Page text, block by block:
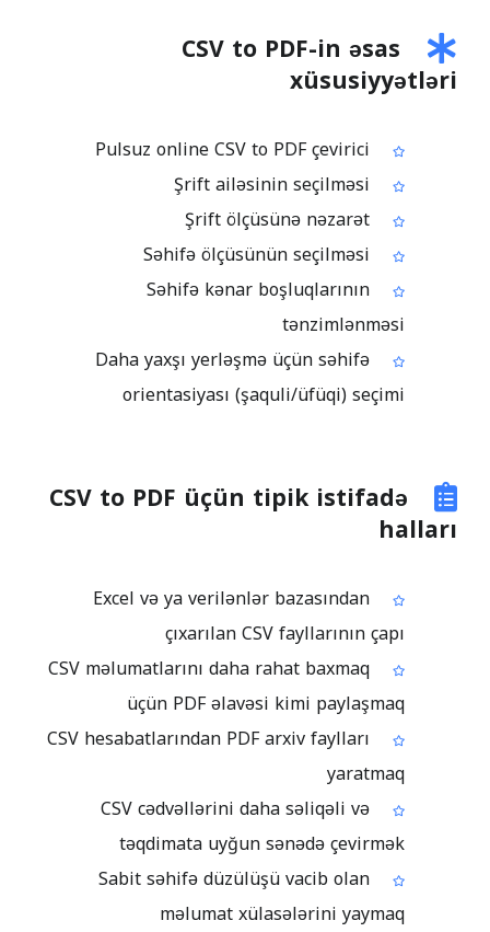
CSV to PDF-in əsas
xüsusiyyətləri
Səhifə kənar boşluqlarının
tənzimlənməsi
Daha yaxşı yerləşmə üçün səhifə
orientasiyası (şaquli/üfüqi) seçimi
CSV to PDF üçün tipik istifadə
halları
Excel və ya verilənlər bazasından
çıxarılan CSV fayllarının çapı
CSV məlumatlarını daha rahat baxmaq
üçün PDF əlavəsi kimi paylaşmaq
CSV hesabatlarından PDF arxiv faylları
yaratmaq
CSV cədvəllərini daha səliqəli və
təqdimata uyğun sənədə çevirmək
Sabit səhifə düzülüşü vacib olan
məlumat xülasələrini yaymaq